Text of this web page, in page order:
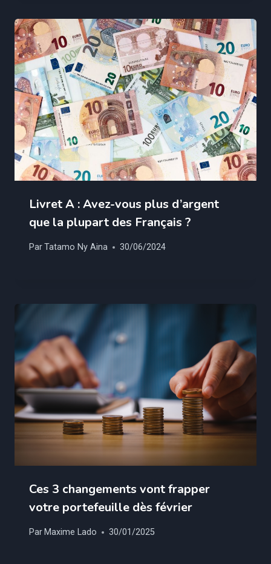
Livret A : Avez-vous plus d’argent
que la plupart des Français ?
ParTatamo Ny Aina 30/06/2024
Ces 3 changements vont frapper
votre portefeuille dès février
Par Maxime Lado 30/01/2025